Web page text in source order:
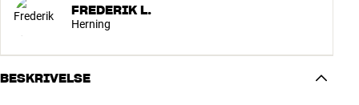
FREDERIK L.
Herning
BESKRIVELSE